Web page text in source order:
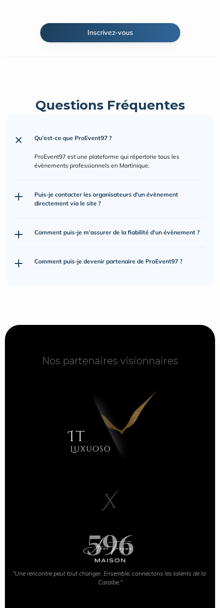
Inscrivez-vous
Questions Fréquentes
Qu’est-ce que ProEvent97 ?
ProEvent97 est une plateforme qui répertorie tous les
évènements professionnels en Martinique.
Puis-je contacter les organisateurs d'un évènement
directement via le site ?
Comment puis-je m’assurer de la fiabilité d’un évènement ?
Comment puis-je devenir partenaire de ProEvent97 ?
Nos partenaires visionnaires
Nos partenaires visionnaires
X
"Une rencontre peut tout changer. Ensemble, connectons les talents de la
Caraïbe."